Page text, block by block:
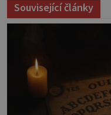
Související články